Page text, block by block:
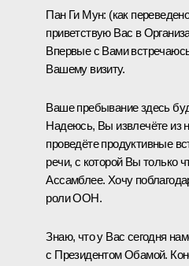
Пан Ги Мун: (как
приветствую Вас в
Впервые с Вами
Вашему визиту.
Ваше пребывание здесь
Надеюсь, Вы извлечёте из
проведёте продуктивные
речи, с которой Вы только
Ассамблее. Хочу
роли ООН.
Знаю, что у Вас сегодня
с ПрезидентомОбамой.